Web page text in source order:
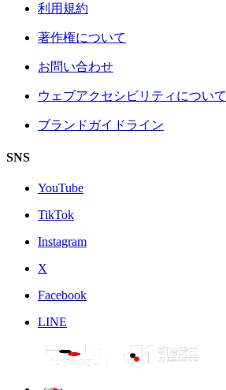
利用規約
著作権について
お問い合わせ
ウェブアクセシビリティについて
ブランドガイドライン
SNS
YouTube
TikTok
Instagram
X
Facebook
LINE